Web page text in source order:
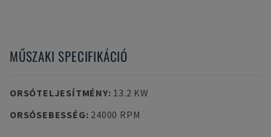
MŰSZAKI SPECIFIKÁCIÓ
ORSÓTELJESÍTMÉNY: 13.2 KW
ORSÓSEBESSÉG: 24000 RPM